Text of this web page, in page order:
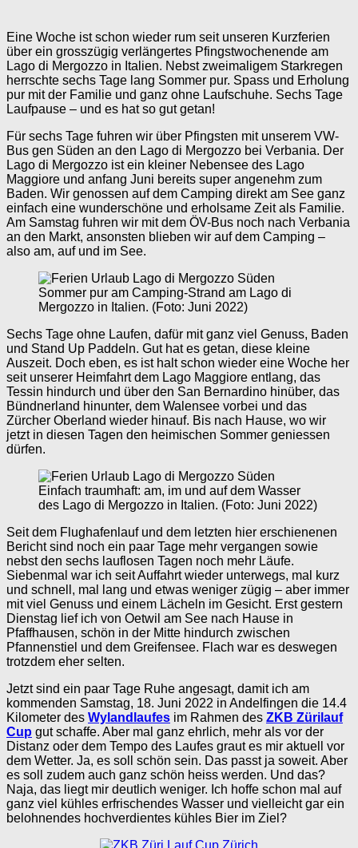
Eine Woche ist schon wieder rum seit unseren Kurzferien
über ein grosszügig verlängertes Pfingstwochenende am
Lago di Mergozzo in Italien. Nebst zweimaligem Starkregen
herrschte sechs Tage lang Sommer pur. Spass und Erholung
pur mit der Familie und ganz ohne Laufschuhe. Sechs Tage
Laufpause – und es hat so gut getan!
Für sechs Tage fuhren wir über Pfingsten mit unserem VW-
Bus gen Süden an den Lago di Mergozzo bei Verbania. Der
Lago di Mergozzo ist ein kleiner Nebensee des Lago
Maggiore und anfang Juni bereits super angenehm zum
Baden. Wir genossen auf dem Camping direkt am See ganz
einfach eine wunderschöne und erholsame Zeit als Familie.
Am Samstag fuhren wir mit dem ÖV-Bus noch nach Verbania
an den Markt, ansonsten blieben wir auf dem Camping –
also am, auf und im See.
Sommer pur am Camping-Strand am Lago di
Mergozzo in Italien. (Foto: Juni 2022)
Sechs Tage ohne Laufen, dafür mit ganz viel Genuss, Baden
und Stand Up Paddeln. Gut hat es getan, diese kleine
Auszeit. Doch eben, es ist halt schon wieder eine Woche her
seit unserer Heimfahrt dem Lago Maggiore entlang, das
Tessin hindurch und über den San Bernardino hinüber, das
Bündnerland hinunter, dem Walensee vorbei und das
Zürcher Oberland wieder hinauf. Bis nach Hause, wo wir
jetzt in diesen Tagen den heimischen Sommer geniessen
dürfen.
Einfach traumhaft: am, im und auf dem Wasser
des Lago di Mergozzo in Italien. (Foto: Juni 2022)
Seit dem Flughafenlauf und dem letzten hier erschienenen
Bericht sind noch ein paar Tage mehr vergangen sowie
nebst den sechs lauflosen Tagen noch mehr Läufe.
Siebenmal war ich seit Auffahrt wieder unterwegs, mal kurz
und schnell, mal lang und etwas weniger zügig – aber immer
mit viel Genuss und einem Lächeln im Gesicht. Erst gestern
Dienstag lief ich von Oetwil am See nach Hause in
Pfaffhausen, schön in der Mitte hindurch zwischen
Pfannenstiel und dem Greifensee. Flach war es deswegen
trotzdem eher selten.
Jetzt sind ein paar Tage Ruhe angesagt, damit ich am
kommenden Samstag, 18. Juni 2022 in Andelfingen die 14.4
Kilometer des Wylandlaufes im Rahmen des ZKB Zürilauf
Cup gut schaffe. Aber mal ganz ehrlich, mehr als vor der
Distanz oder dem Tempo des Laufes graut es mir aktuell vor
dem Wetter. Ja, es soll schön sein. Das passt ja soweit. Aber
es soll zudem auch ganz schön heiss werden. Und das?
Naja, das liegt mir deutlich weniger. Ich hoffe schon mal auf
ganz viel kühles erfrischendes Wasser und vielleicht gar ein
belohnendes hochverdientes kühles Bier im Ziel?